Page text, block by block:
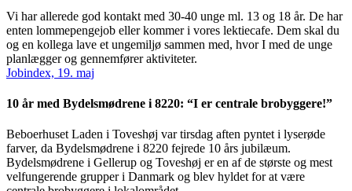
Vi har allerede god kontakt med 30-40 unge ml. 13 og 18 år. De har
enten lommepengejob eller kommer i vores lektiecafe. Dem skal du
og en kollega lave et ungemiljø sammen med, hvor I med de unge
planlægger og gennemfører aktiviteter.
Jobindex, 19. maj
10 år med Bydelsmødrene i 8220: “I er centrale brobyggere!”
Beboerhuset Laden i Toveshøj var tirsdag aften pyntet i lyserøde
farver, da Bydelsmødrene i 8220 fejrede 10 års jubilæum.
Bydelsmødrene i Gellerup og Toveshøj er en af de største og mest
velfungerende grupper i Danmark og blev hyldet for at være